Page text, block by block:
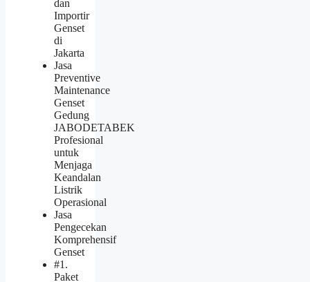
dan
Importir
Genset
di
Jakarta
Jasa
Preventive
Maintenance
Genset
Gedung
JABODETABEK
Profesional
untuk
Menjaga
Keandalan
Listrik
Operasional
Jasa
Pengecekan
Komprehensif
Genset
#1.
Paket